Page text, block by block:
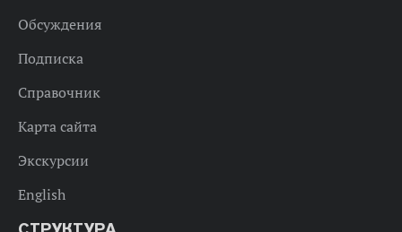
Обсуждения
Подписка
Справочник
Карта сайта
Экскурсии
English